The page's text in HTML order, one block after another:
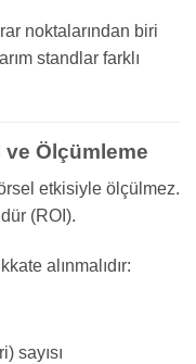
noktalarından biri
standlar farklı
ve Ölçümleme
etkisiyle ölçülmez.
(ROI).
alınmalıdır:
sayısı